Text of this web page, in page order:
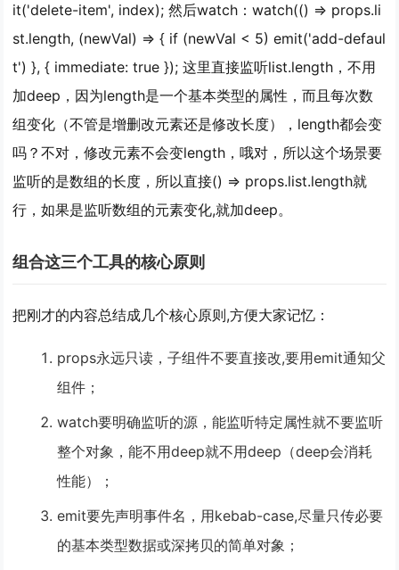
it('delete-item', index); 然后watch：watch(() => props.li
st.length, (newVal) => { if (newVal < 5) emit('add-defaul
t') }, { immediate: true }); 这里直接监听list.length，不用
加deep，因为length是一个基本类型的属性，而且每次数
组变化（不管是增删改元素还是修改长度），length都会变
吗？不对，修改元素不会变length，哦对，所以这个场景要
监听的是数组的长度，所以直接() => props.list.length就
行，如果是监听数组的元素变化,就加deep。
组合这三个工具的核心原则
把刚才的内容总结成几个核心原则,方便大家记忆：
props永远只读，子组件不要直接改,要用emit通知父
组件；
watch要明确监听的源，能监听特定属性就不要监听
整个对象，能不用deep就不用deep（deep会消耗
性能）；
emit要先声明事件名，用kebab-case,尽量只传必要
的基本类型数据或深拷贝的简单对象；